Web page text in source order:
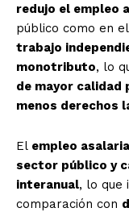
redujo el empleo
público como en
trabajo
monotributo, lo
de mayor calidad
menos derechos
El empleo
sector público y
interanual, lo que
comparación con